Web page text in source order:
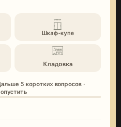
Шкаф-купе
Кладовка